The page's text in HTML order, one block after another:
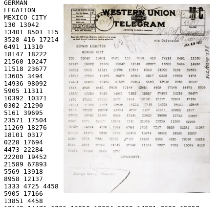
GERMAN
LEGATION
MEXICO CITY
130 13042
13401 8501 115
3528 416 17214
6491 11310
18147 18222
21560 10247
11518 23677
13605 3494
14936 98092
5905 11311
10392 10371
0302 21290
5161 39695
23571 17504
11269 18276
18101 0317
0228 17694
4473 22284
22200 19452
21589 67893
5569 13918
8958 12137
1333 4725 4458
5905 17166
13851 4458